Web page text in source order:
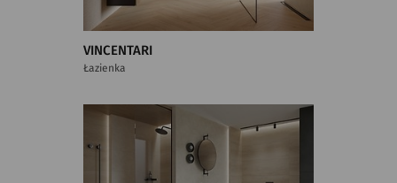
VINCENTARI
Łazienka